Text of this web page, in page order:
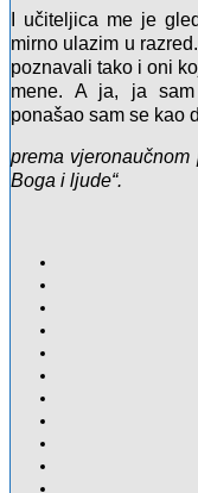
I učiteljica me je
mirno ulazim u
poznavali tako i oni
mene. A ja, ja
ponašao sam se kao
prema
Boga i ljude“.